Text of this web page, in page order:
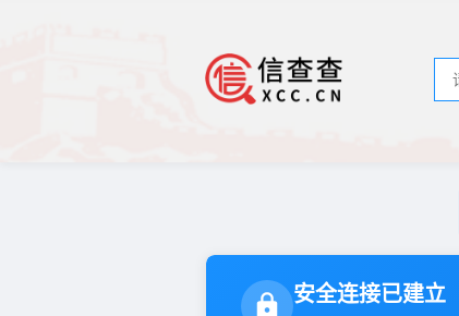
安全连接已建立